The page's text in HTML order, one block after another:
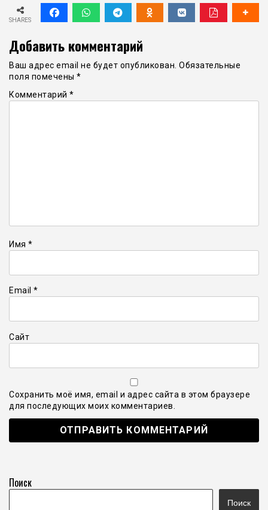
SHARES
Добавить комментарий
Ваш адрес email не будет опубликован. Обязательные
поля помечены *
Комментарий *
Имя *
Email *
Сайт
Сохранить моё имя, email и адрес сайта в этом браузере
для последующих моих комментариев.
Поиск
Поиск